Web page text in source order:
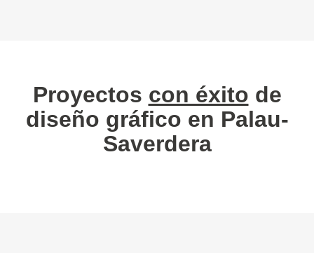
Proyectos con éxito de
diseño gráfico en Palau-
Saverdera